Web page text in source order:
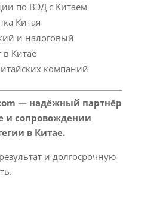
по ВЭД с Китаем
Китая
и налоговый
в Китае
компаний
— надёжный партнёр
и сопровождении
в Китае.
и долгосрочную